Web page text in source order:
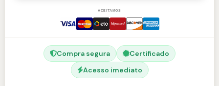
ACEITAMOS
Compra segura
Certificado
Acesso imediato